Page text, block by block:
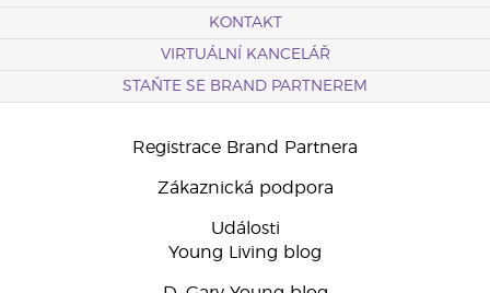
KONTAKT
VIRTUÁLNÍ KANCELÁŘ
STAŇTE SE BRAND PARTNEREM
Registrace Brand Partnera
Zákaznická podpora
Události
Young Living blog